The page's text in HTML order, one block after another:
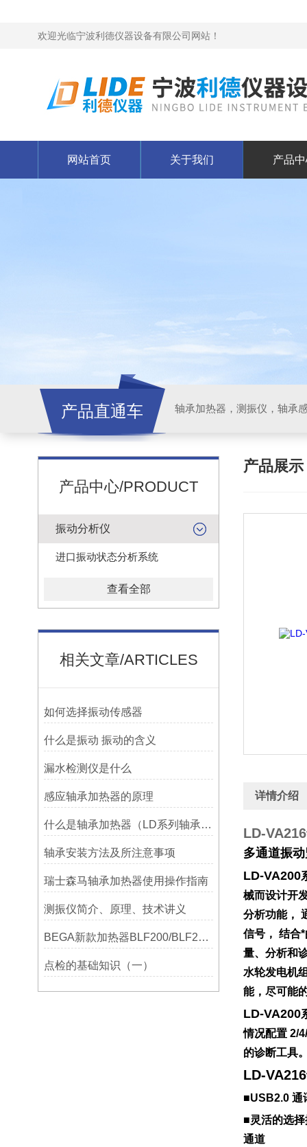
欢迎光临宁波利德仪器设备有限公司网站！
网站首页 关于我们 产品
产品直通车 轴承加热器，测振仪，轴承
产品中心/PRODUCT
振动分析仪
进口振动状态分析系统
查看全部
相关文章/ARTICLES
如何选择振动传感器
什么是振动 振动的含义
漏水检测仪是什么
感应轴承加热器的原理
什么是轴承加热器（LD系列轴承加热器）-宁波利德仪器
轴承安装方法及所注意事项
瑞士森马轴承加热器使用操作指南
测振仪简介、原理、技术讲义
BEGA新款加热器BLF200/BLF201/BLF202参数选型表
点检的基础知识（一）
产品展示
详情介绍
LD-
多通道振
LD-VA200
械而设计开
分析功能，
信号， 结合
量、分析和
水轮发电机
能，尽可能
LD-VA200
情况配置 2/
的诊断工具
LD-
■USB2.0 通
■灵活的选
通道